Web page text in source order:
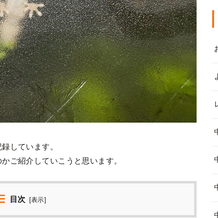
しています。
ご紹介していこうと思います。
目次 [表示]